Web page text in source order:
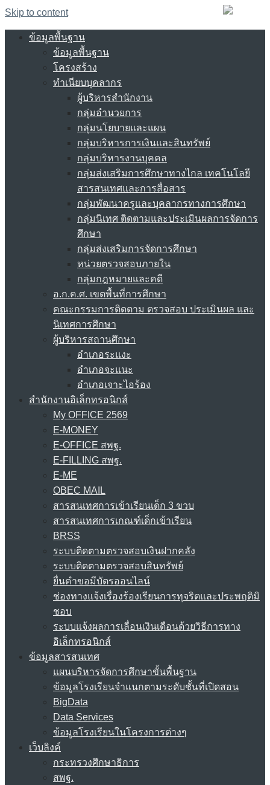
Skip to content
ข้อมูลพื้นฐาน
ข้อมูลพื้นฐาน
โครงสร้าง
ทำเนียบบุคลากร
ผู้บริหารสำนักงาน
กลุ่มอำนวยการ
กลุ่มนโยบายและแผน
กลุ่มบริหารการเงินและสินทรัพย์
กลุ่มบริหารงานบุคคล
กลุ่มส่งเสริมการศึกษาทางไกล เทคโนโลยี
สารสนเทศและการสื่อสาร
กลุ่มพัฒนาครูและบุคลากรทางการศึกษา
กลุ่มนิเทศ ติดตามและประเมินผลการจัดการ
ศึกษา
กลุ่มส่งเสริมการจัดการศึกษา
หน่วยตรวจสอบภายใน
กลุ่มกฎหมายและคดี
อ.ก.ค.ศ. เขตพื้นที่การศึกษา
คณะกรรมการติดตาม ตรวจสอบ ประเมินผล และ
นิเทศการศึกษา
ผู้บริหารสถานศึกษา
อำเภอระแงะ
อำเภอจะแนะ
อำเภอเจาะไอร้อง
สำนักงานอิเล็กทรอนิกส์
My OFFICE 2569
E-MONEY
E-OFFICE สพฐ.
E-FILLING สพฐ.
E-ME
OBEC MAIL
สารสนเทศการเข้าเรียนเด็ก 3 ขวบ
สารสนเทศการเกณฑ์เด็กเข้าเรียน
BRSS
ระบบติดตามตรวจสอบเงินฝากคลัง
ระบบติดตามตรวจสอบสินทรัพย์
ยื่นคำขอมีบัตรออนไลน์
ช่องทางแจ้งเรื่องร้องเรียนการทุจริตและประพฤติมิ
ชอบ
ระบบแจ้งผลการเลื่อนเงินเดือนด้วยวิธีการทาง
อิเล็กทรอนิกส์
ข้อมูลสารสนเทศ
แผนบริหารจัดการศึกษาขั้นพื้นฐาน
ข้อมูลโรงเรียนจำแนกตามระดับชั้นที่เปิดสอน
BigData
Data Services
ข้อมูลโรงเรียนในโครงการต่างๆ
เว็บลิงค์
กระทรวงศึกษาธิการ
สพฐ.